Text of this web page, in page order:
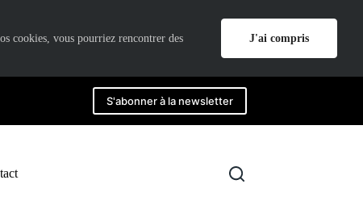
S'abonner à la newsletter
cookies, vous pourriez rencontrer des
J'ai compris